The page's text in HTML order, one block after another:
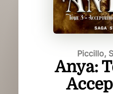
Piccillo,
Anya: